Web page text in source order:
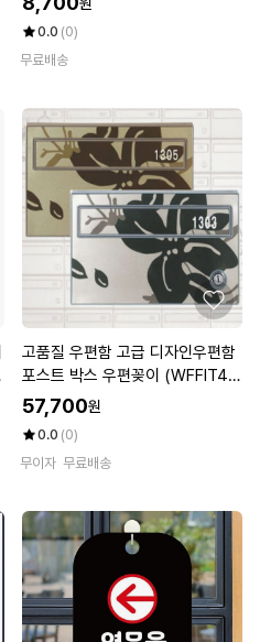
0.0 (0)
무료배송
고품질 우편함 고급 디자인우편함
포스트 박스 우편꽂이 (WFFIT4
B)
57,700원
0.0 (0)
무이자 무료배송